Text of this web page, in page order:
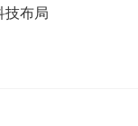
技布局